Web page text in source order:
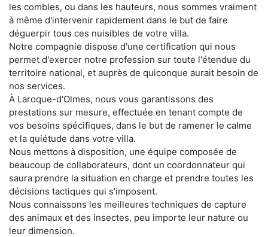
les combles, ou dans les hauteurs, nous sommes vraiment
à même d'intervenir rapidement dans le but de faire
déguerpir tous ces nuisibles de votre villa.
Notre compagnie dispose d'une certification qui nous
permet d'exercer notre profession sur toute l'étendue du
territoire national, et auprès de quiconque aurait besoin de
nos services.
À Laroque-d'Olmes, nous vous garantissons des
prestations sur mesure, effectuée en tenant compte de
vos besoins spécifiques, dans le but de ramener le calme
et la quiétude dans votre villa.
Nous mettons à disposition, une équipe composée de
beaucoup de collaborateurs, dont un coordonnateur qui
saura prendre la situation en charge et prendre toutes les
décisions tactiques qui s'imposent.
Nous connaissons les meilleures techniques de capture
des animaux et des insectes, peu importe leur nature ou
leur dimension.